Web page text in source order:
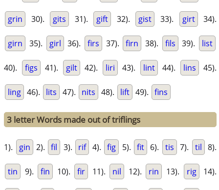
grin 30). gits 31). gift 32). gist 33). girt 34).
girn 35). girl 36). firs 37). firn 38). fils 39). list
40). figs 41). gilt 42). liri 43). lint 44). lins 45).
ling 46). lits 47). nits 48). lift 49). fins
3 letter Words made out of triflings
1). gin 2). fil 3). rif 4). fig 5). fit 6). tis 7). til 8).
tin 9). fin 10). fir 11). nil 12). rin 13). rig 14).